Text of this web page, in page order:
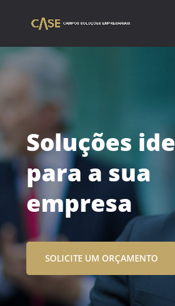
Soluções
para a sua
empresa
SOLICITE UM ORÇAMENTO